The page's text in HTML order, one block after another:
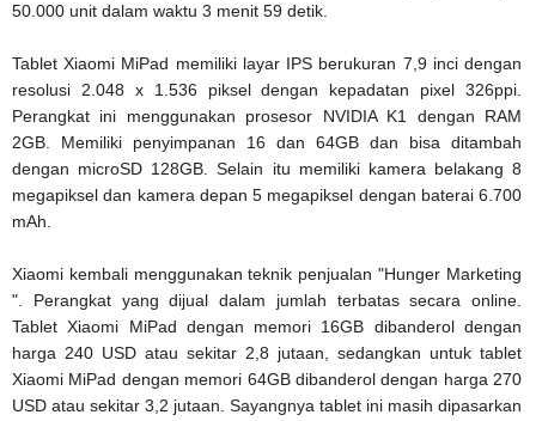
50.000 unit dalam waktu 3 menit 59 detik.
Tablet Xiaomi MiPad memiliki layar IPS berukuran 7,9 inci dengan
resolusi 2.048 x 1.536 piksel dengan kepadatan pixel 326ppi.
Perangkat ini menggunakan prosesor NVIDIA K1 dengan RAM
2GB. Memiliki penyimpanan 16 dan 64GB dan bisa ditambah
dengan microSD 128GB. Selain itu memiliki kamera belakang 8
megapiksel dan kamera depan 5 megapiksel dengan baterai 6.700
mAh.
Xiaomi kembali menggunakan teknik penjualan "Hunger Marketing
". Perangkat yang dijual dalam jumlah terbatas secara online.
Tablet Xiaomi MiPad dengan memori 16GB dibanderol dengan
harga 240 USD atau sekitar 2,8 jutaan, sedangkan untuk tablet
Xiaomi MiPad dengan memori 64GB dibanderol dengan harga 270
USD atau sekitar 3,2 jutaan. Sayangnya tablet ini masih dipasarkan